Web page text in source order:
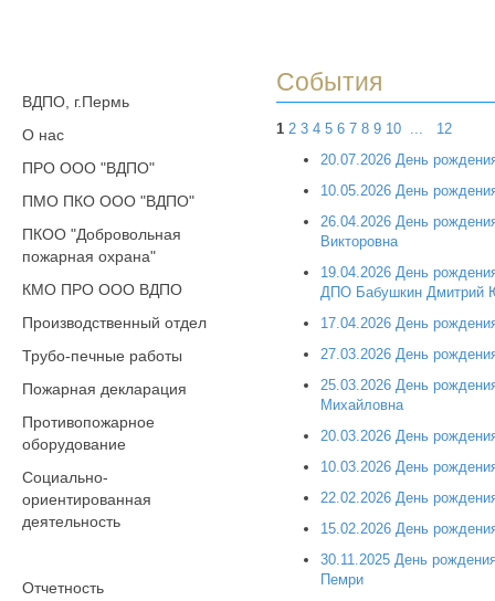
ВДПО, г.Пермь
О нас
ПРО ООО "ВДПО"
ПМО ПКО ООО "ВДПО"
ПКОО "Добровольная
пожарная охрана"
КМО ПРО ООО ВДПО
Производственный отдел
Трубо-печные работы
Пожарная декларация
Противопожарное
оборудование
Социально-
ориентированная
деятельность
Отчетность
События
1 2 3 4 5 6 7 8 9 10 ...
12
20.07.2026 День
10.05.2026 День
26.04.2026 День
Викторовна
19.04.2026 День
ДПО Бабушкин Дмитрий
17.04.2026 День
27.03.2026 День
25.03.2026 День
Михайловна
20.03.2026 День
10.03.2026 День
22.02.2026 День
15.02.2026 День
30.11.2025 День
Пемри